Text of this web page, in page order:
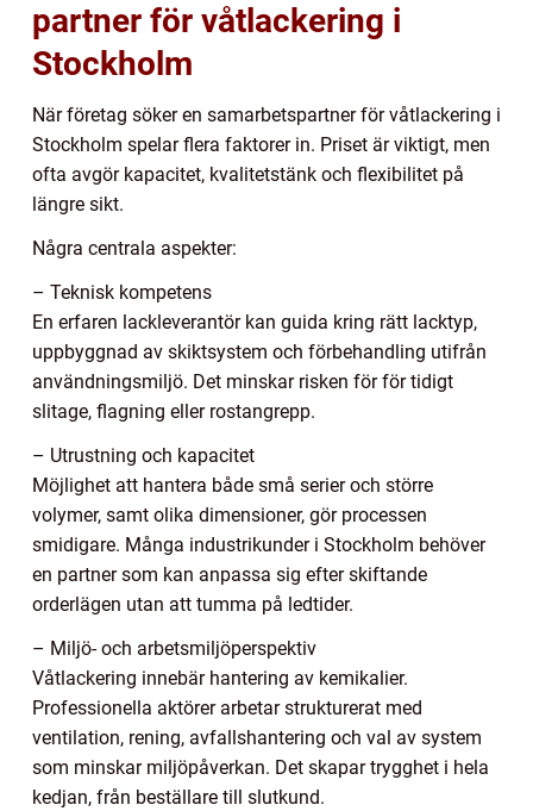
partner för våtlackering i
Stockholm
När företag söker en samarbetspartner för våtlackering i
Stockholm spelar flera faktorer in. Priset är viktigt, men
ofta avgör kapacitet, kvalitetstänk och flexibilitet på
längre sikt.
Några centrala aspekter:
– Teknisk kompetens
En erfaren lackleverantör kan guida kring rätt lacktyp,
uppbyggnad av skiktsystem och förbehandling utifrån
användningsmiljö. Det minskar risken för för tidigt
slitage, flagning eller rostangrepp.
– Utrustning och kapacitet
Möjlighet att hantera både små serier och större
volymer, samt olika dimensioner, gör processen
smidigare. Många industrikunder i Stockholm behöver
en partner som kan anpassa sig efter skiftande
orderlägen utan att tumma på ledtider.
– Miljö- och arbetsmiljöperspektiv
Våtlackering innebär hantering av kemikalier.
Professionella aktörer arbetar strukturerat med
ventilation, rening, avfallshantering och val av system
som minskar miljöpåverkan. Det skapar trygghet i hela
kedjan, från beställare till slutkund.